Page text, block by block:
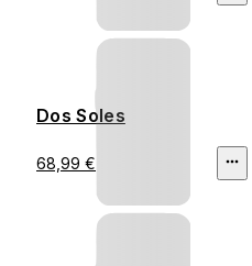
Dos Soles
68,99 €